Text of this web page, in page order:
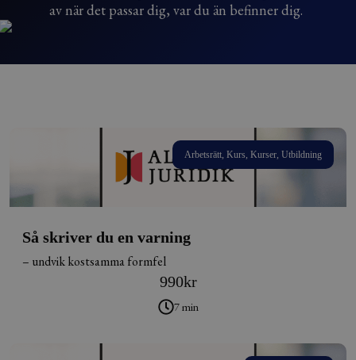
av när det passar dig, var du än befinner dig.
Arbetsrätt, Kurs, Kurser, Utbildning
Så skriver du en varning
– undvik kostsamma formfel
990kr
7 min